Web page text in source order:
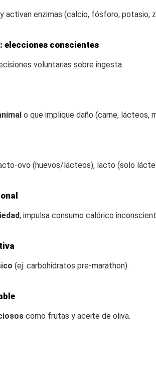
y activan enzimas (calcio, fósforo, potasio,
elecciones conscientes
voluntarias sobre ingesta.
o que implique daño (carne, lácteos,
ovo (huevos/lácteos), lacto (solo
, impulsa consumo calórico
(ej. carbohidratos pre-marathon).
como frutas y aceite de oliva.